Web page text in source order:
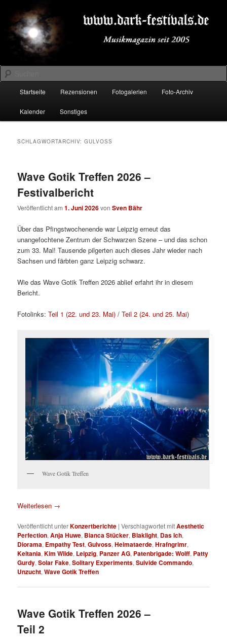
primären
Inhalt
springen
sekundären
Inhalt
springenDARK-FESTIVALS.DE
Suchen
Startseite Rezensionen Fotogalerien Foto-Archiv
Kalender Sonstiges
SCHLAGWORTARCHIV:GULVOSS
Wave Gotik Treffen 2026 –
Festivalbericht
Veröffentlicht am1. Juni 2026vonSven Bähr
Über das Pfingstwochenende war Leipzig erneut das
unangefochtene Zentrum der Schwarzen Szene – und das schon
zum 33. Mal! Tausende pilgerten auch dieses Jahr wieder nach
Sachsen und färbten ganz Leipzig schwarz.
Wie das Wave Gotik Treffen 2026 ablief erfahrt ihr in diesem
Bericht.
Fotolinks:Teil 1 (22. und 23. Mai) /Teil 2 (24. und 25. Mai)
Wave Gotik Treffen
Weiterlesen →
Veröffentlicht unterKonzertberichte |Verschlagwortet mitAesthetic
Perfection,Anja Huwe, Bianca Stücker, Blaklight, Das Ich,
Diorama, Empathy Test,Gulvoss,Heimataerde,Hrafngrimr,
Keltania,Kim Wilde, Leipzig, Panzer AG, Patenbrigade: Wolff, Patty
Gurdy,Solar Fake,Solitary Experiments,Suivide Commando,
Unzucht,Wave Gotik Treffen
Wave Gotik Treffen 2026 –
Teil 2